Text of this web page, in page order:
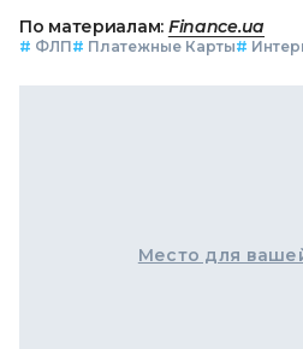
По материалам: Finance.ua
# ФЛП# Платежные Карты#
Место для